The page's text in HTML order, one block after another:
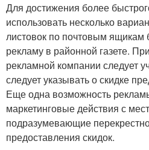
Для достижения более
использовать несколько
листовок по почтовым
рекламу в районной газете.
рекламной компании следует
следует указывать о скидке
Еще одна возможность
маркетинговые действия с
подразумевающие
предоставления скидок.